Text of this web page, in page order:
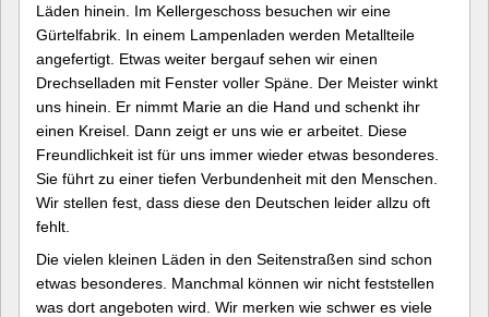
Läden hinein. Im Kellergeschoss besuchen wir eine
Gürtelfabrik. In einem Lampenladen werden Metallteile
angefertigt. Etwas weiter bergauf sehen wir einen
Drechselladen mit Fenster voller Späne. Der Meister winkt
uns hinein. Er nimmt Marie an die Hand und schenkt ihr
einen Kreisel. Dann zeigt er uns wie er arbeitet. Diese
Freundlichkeit ist für uns immer wieder etwas besonderes.
Sie führt zu einer tiefen Verbundenheit mit den Menschen.
Wir stellen fest, dass diese den Deutschen leider allzu oft
fehlt.
Die vielen kleinen Läden in den Seitenstraßen sind schon
etwas besonderes. Manchmal können wir nicht feststellen
was dort angeboten wird. Wir merken wie schwer es viele